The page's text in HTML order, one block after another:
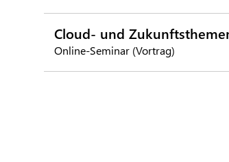
Cloud- und
Online-Seminar (Vortrag)